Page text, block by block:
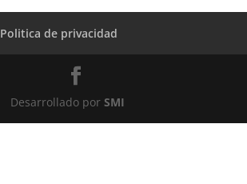
Politica de privacidad
Desarrollado porSMI